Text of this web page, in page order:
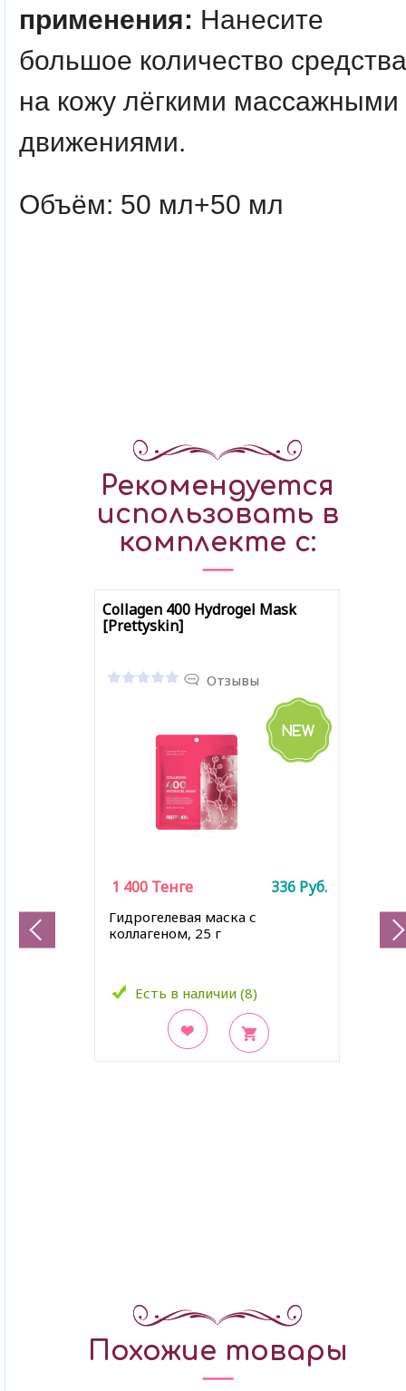
применения: Нанесите
большое количество средства
на кожу лёгкими массажными
движениями.
Объём: 50 мл+50 мл
Рекомендуется
использовать в
комплекте с:
Collagen 400 Hydrogel Mask
[Prettyskin]
Отзывы
Гидрогелевая маска с
коллагеном, 25 г
Есть в наличии (8)
1 400 Тенге 336 Руб.
Похожие товары